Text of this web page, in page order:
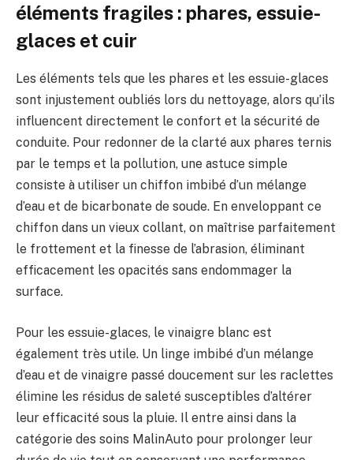
éléments fragiles : phares, essuie-
glaces et cuir
Les éléments tels que les phares et les essuie-glaces
sont injustement oubliés lors du nettoyage, alors qu’ils
influencent directement le confort et la sécurité de
conduite. Pour redonner de la clarté aux phares ternis
par le temps et la pollution, une astuce simple
consiste à utiliser un chiffon imbibé d’un mélange
d’eau et de bicarbonate de soude. En enveloppant ce
chiffon dans un vieux collant, on maîtrise parfaitement
le frottement et la finesse de l’abrasion, éliminant
efficacement les opacités sans endommager la
surface.
Pour les essuie-glaces, le vinaigre blanc est
également très utile. Un linge imbibé d’un mélange
d’eau et de vinaigre passé doucement sur les raclettes
élimine les résidus de saleté susceptibles d’altérer
leur efficacité sous la pluie. Il entre ainsi dans la
catégorie des soins MalinAuto pour prolonger leur